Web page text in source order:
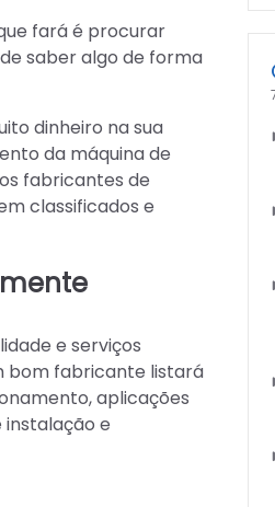
fará é procurar
saber algo de forma
dinheiro na sua
da máquina de
fabricantes de
classificados e
e serviços
bom fabricante listará
aplicações
e